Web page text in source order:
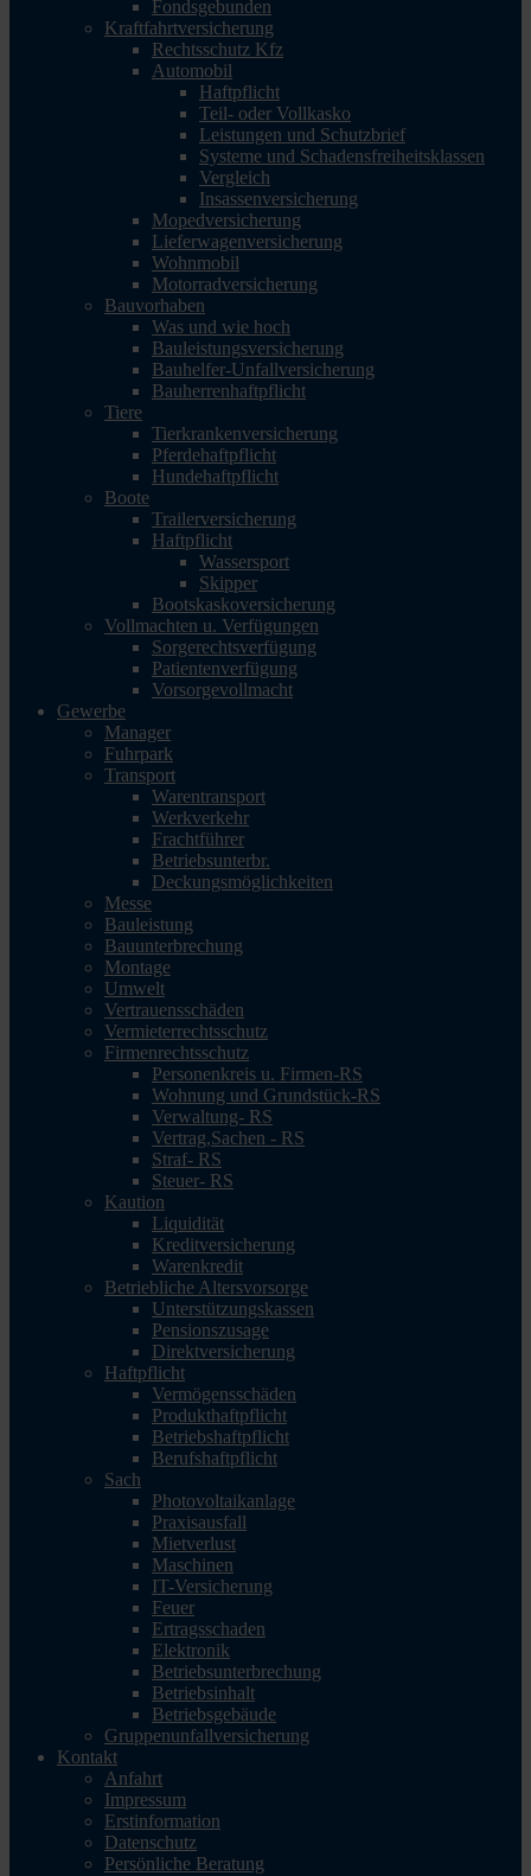
Fondsgebunden
Kraftfahrtversicherung
Rechtsschutz Kfz
Automobil
Haftpflicht
Teil- oder Vollkasko
Leistungen und Schutzbrief
Systeme und Schadensfreiheitsklassen
Vergleich
Insassenversicherung
Mopedversicherung
Lieferwagenversicherung
Wohnmobil
Motorradversicherung
Bauvorhaben
Was und wie hoch
Bauleistungsversicherung
Bauhelfer-Unfallversicherung
Bauherrenhaftpflicht
Tiere
Tierkrankenversicherung
Pferdehaftpflicht
Hundehaftpflicht
Boote
Trailerversicherung
Haftpflicht
Wassersport
Skipper
Bootskaskoversicherung
Vollmachten u. Verfügungen
Sorgerechtsverfügung
Patientenverfügung
Vorsorgevollmacht
Gewerbe
Manager
Fuhrpark
Transport
Warentransport
Werkverkehr
Frachtführer
Betriebsunterbr.
Deckungsmöglichkeiten
Messe
Bauleistung
Bauunterbrechung
Montage
Umwelt
Vertrauensschäden
Vermieterrechtsschutz
Firmenrechtsschutz
Personenkreis u. Firmen-RS
Wohnung und Grundstück-RS
Verwaltung- RS
Vertrag,Sachen - RS
Straf- RS
Steuer- RS
Kaution
Liquidität
Kreditversicherung
Warenkredit
Betriebliche Altersvorsorge
Unterstützungskassen
Pensionszusage
Direktversicherung
Haftpflicht
Vermögensschäden
Produkthaftpflicht
Betriebshaftpflicht
Berufshaftpflicht
Sach
Photovoltaikanlage
Praxisausfall
Mietverlust
Maschinen
IT-Versicherung
Feuer
Ertragsschaden
Elektronik
Betriebsunterbrechung
Betriebsinhalt
Betriebsgebäude
Gruppenunfallversicherung
Kontakt
Anfahrt
Impressum
Erstinformation
Datenschutz
Persönliche Beratung